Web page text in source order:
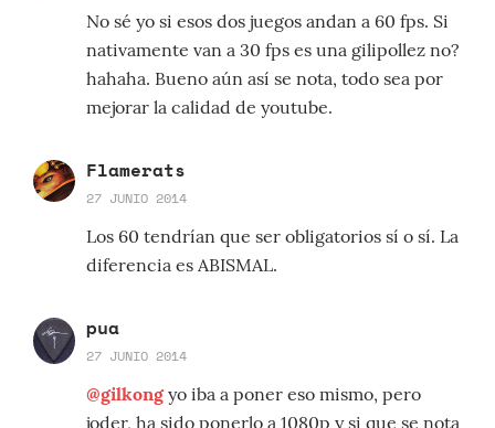
No sé yo si esos dos juegos andan a 60 fps. Si
nativamente van a 30 fps es una gilipollez no?
hahaha. Bueno aún así se nota, todo sea por
mejorar la calidad de youtube.
Flamerats
27 JUNIO 2014
Los 60 tendrían que ser obligatorios sí o sí. La
diferencia es ABISMAL.
pua
27 JUNIO 2014
@gilkongyo iba a poner eso mismo, pero
joder, ha sido ponerlo a 1080p y si que se nota